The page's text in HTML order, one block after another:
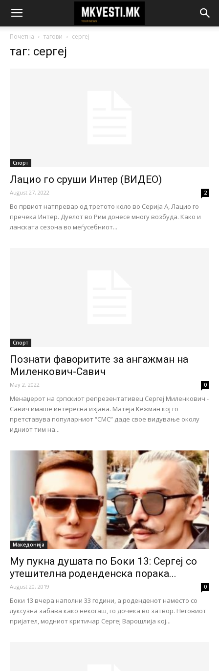
Почетна тагови сергеј
таг: сергеј
Спорт
Лацио го сруши Интер (ВИДЕО)
August 27, 2022 2
Во првиот натпревар од третото коло во Серија А, Лацио го
пречека Интер. Дуелот во Рим донесе многу возбуда. Како и
ланската сезона во меѓусебниот...
Спорт
Познати фаворитите за ангажман на
Миленкович-Савич
May 2, 2022 0
Менаџерот на српскиот репрезентативец Сергеј Миленкович -
Савич имаше интересна изјава. Матеја Кежман кој го
претставува популарниот “СМС” даде свое видување околу
идниот тим на...
Македонија
Му пукна душата по Боки 13: Сергеј со
утешителна роденденска порака...
August 20, 2019 0
Боки 13 вчера наполни 33 години, а роденденот наместо со
луксузна забава како некогаш, го дочека во затвор. Неговиот
пријател, модниот критичар Сергеј Варошлија кој...